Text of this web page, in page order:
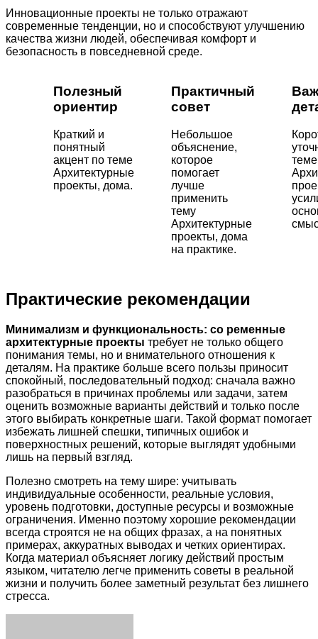
Инновационные проекты не только отражают
современные тенденции, но и способствуют улучшению
качества жизни людей, обеспечивая комфорт и
безопасность в повседневной среде.
Полезный
ориентир
Краткий и
понятный
акцент по теме
Архитектурные
проекты, дома.
Практичный
совет
Небольшое
объяснение,
которое
помогает
лучше
применить
тему
Архитектурные
проекты, дома
на практике.
теме
Практические рекомендации
Минимализм и функциональность: со ременные
архитектурные проекты требует не только общего
понимания темы, но и внимательного отношения к
деталям. На практике больше всего пользы приносит
спокойный, последовательный подход: сначала важно
разобраться в причинах проблемы или задачи, затем
оценить возможные варианты действий и только после
этого выбирать конкретные шаги. Такой формат помогает
избежать лишней спешки, типичных ошибок и
поверхностных решений, которые выглядят удобными
лишь на первый взгляд.
Полезно смотреть на тему шире: учитывать
индивидуальные особенности, реальные условия,
уровень подготовки, доступные ресурсы и возможные
ограничения. Именно поэтому хорошие рекомендации
всегда строятся не на общих фразах, а на понятных
примерах, аккуратных выводах и четких ориентирах.
Когда материал объясняет логику действий простым
языком, читателю легче применить советы в реальной
жизни и получить более заметный результат без лишнего
стресса.